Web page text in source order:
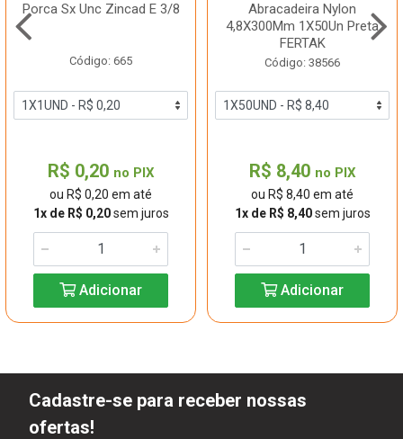
Porca Sx Unc Zincad E 3/8
Código: 665
R$ 0,20 no PIX
ou R$ 0,20 em até
1x de R$ 0,20sem juros
Adicionar
Abracadeira Nylon
4,8X300Mm 1X50Un Preta
FERTAK
Código: 38566
R$ 8,40 no PIX
ou R$ 8,40 em até
1x de R$ 8,40sem juros
Adicionar
Cadastre-se para receber nossas
ofertas!